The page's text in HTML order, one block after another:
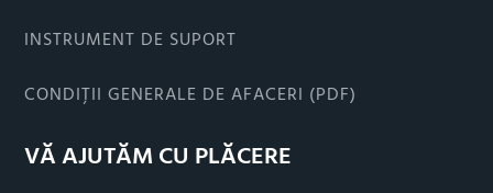
INSTRUMENT DE SUPORT
CONDIȚII GENERALE DE AFACERI (PDF)
VĂ AJUTĂM CU PLĂCERE